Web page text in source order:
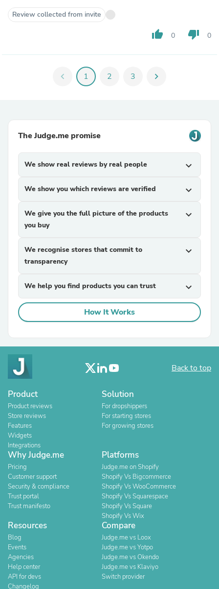
Review collected from invite
thumb_up 0 thumb_down 0
chevron_left 1 2 3 chevron_right
The Judge.me promise
We show real reviews by real people expand_more
We show you which reviews are verified expand_more
We give you the full picture of the products
you buy
expand_more
We recognise stores that commit to
transparency
expand_more
We help you find products you can trust expand_more
How It Works
Back to top
Product
Product reviews
Store reviews
Features
Widgets
Integrations
Solution
For dropshippers
For starting stores
For growing stores
Why Judge.me
Pricing
Customer support
Security & compliance
Trust portal
Trust manifesto
Platforms
Judge.me on Shopify
Shopify Vs Bigcommerce
Shopify Vs WooCommerce
Shopify Vs Squarespace
Shopify Vs Square
Shopify Vs Wix
Resources
Blog
Events
Agencies
Help center
API for devs
Changelog
Compare
Judge.me vs Loox
Judge.me vs Yotpo
Judge.me vs Okendo
Judge.me vs Klaviyo
Switch provider